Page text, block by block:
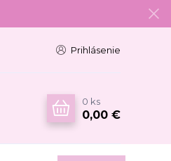
Prihlásenie
0 ks
0,00 €